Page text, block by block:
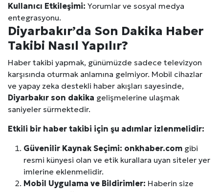
Kullanıcı Etkileşimi: Yorumlar ve sosyal medya
entegrasyonu.
Diyarbakır’da Son Dakika Haber
Takibi Nasıl Yapılır?
Haber takibi yapmak, günümüzde sadece televizyon
karşısında oturmak anlamına gelmiyor. Mobil cihazlar
ve yapay zeka destekli haber akışları sayesinde,
Diyarbakır son dakika gelişmelerine ulaşmak
saniyeler sürmektedir.
Etkili bir haber takibi için şu adımlar izlenmelidir:
Güvenilir Kaynak Seçimi: onkhaber.com gibi
resmi künyesi olan ve etik kurallara uyan siteler yer
imlerine eklenmelidir.
Mobil Uygulama ve Bildirimler: Haberin size